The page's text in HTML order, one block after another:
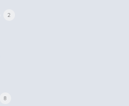
2
8